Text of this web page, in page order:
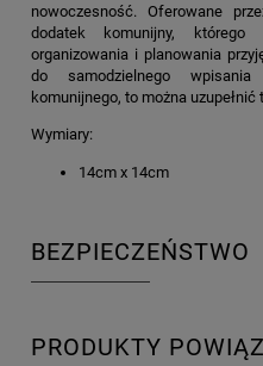
nowoczesność. Oferowane
dodatek komunijny,
organizowania i planowania
do samodzielnego
komunijnego, to można
Wymiary:
14cm x 14cm
BEZPIECZEŃSTWO
PRODUKTY